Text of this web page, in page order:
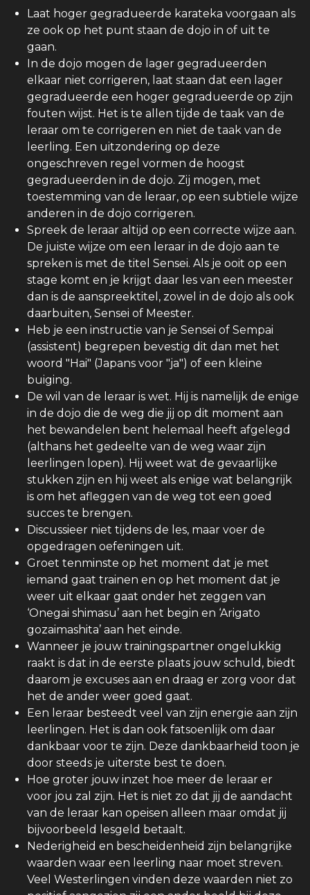
Laat hoger gegradueerde karateka voorgaan als
ze ook op het punt staan de dojo in of uit te
gaan.
In de dojo mogen de lager gegradueerden
elkaar niet corrigeren, laat staan dat een lager
gegradueerde een hoger gegradueerde op zijn
fouten wijst. Het is te allen tijde de taak van de
leraar om te corrigeren en niet de taak van de
leerling. Een uitzondering op deze
ongeschreven regel vormen de hoogst
gegradueerden in de dojo. Zij mogen, met
toestemming van de leraar, op een subtiele wijze
anderen in de dojo corrigeren.
Spreek de leraar altijd op een correcte wijze aan.
De juiste wijze om een leraar in de dojo aan te
spreken is met de titel Sensei. Als je ooit op een
stage komt en je krijgt daar les van een meester
dan is de aanspreektitel, zowel in de dojo als ook
daarbuiten, Sensei of Meester.
Heb je een instructie van je Sensei of Sempai
(assistent) begrepen bevestig dit dan met het
woord "Hai" (Japans voor "ja") of een kleine
buiging.
De wil van de leraar is wet. Hij is namelijk de enige
in de dojo die de weg die jij op dit moment aan
het bewandelen bent helemaal heeft afgelegd
(althans het gedeelte van de weg waar zijn
leerlingen lopen). Hij weet wat de gevaarlijke
stukken zijn en hij weet als enige wat belangrijk
is om het afleggen van de weg tot een goed
succes te brengen.
Discussieer niet tijdens de les, maar voer de
opgedragen oefeningen uit.
Groet tenminste op het moment dat je met
iemand gaat trainen en op het moment dat je
weer uit elkaar gaat onder het zeggen van
‘Onegai shimasu’ aan het begin en ‘Arigato
gozaimashita’ aan het einde.
Wanneer je jouw trainingspartner ongelukkig
raakt is dat in de eerste plaats jouw schuld, biedt
daarom je excuses aan en draag er zorg voor dat
het de ander weer goed gaat.
Een leraar besteedt veel van zijn energie aan zijn
leerlingen. Het is dan ook fatsoenlijk om daar
dankbaar voor te zijn. Deze dankbaarheid toon je
door steeds je uiterste best te doen.
Hoe groter jouw inzet hoe meer de leraar er
voor jou zal zijn. Het is niet zo dat jij de aandacht
van de leraar kan opeisen alleen maar omdat jij
bijvoorbeeld lesgeld betaalt.
Nederigheid en bescheidenheid zijn belangrijke
waarden waar een leerling naar moet streven.
Veel Westerlingen vinden deze waarden niet zo